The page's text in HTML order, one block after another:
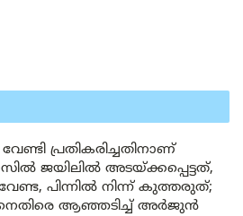
വേണ്ടി പ്രതികരിച്ചതിനാണ്
ജയിലിൽ അടയ്ക്കപ്പെട്ടത്,
പിന്നിൽ നിന്ന് കുത്തരുത്;
ആഞ്ഞടിച്ച് അർജുൻ